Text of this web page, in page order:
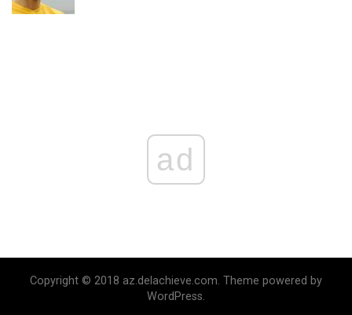
ad
Copyright © 2018 az.delachieve.com. Theme powered by
WordPress.